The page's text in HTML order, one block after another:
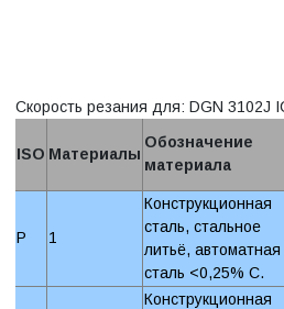
Скорость резания для: DGN 3102J
ISO Материалы
Обозначение
материала
P 1
Конструкционная
сталь, стальное
литьё, автоматная
сталь <0,25% C.
Конструкционная